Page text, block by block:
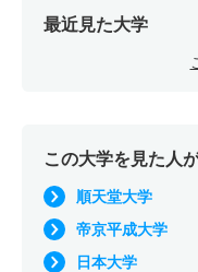
最近見た大学
この大学を見た人
順天堂大学
帝京平成大学
日本大学